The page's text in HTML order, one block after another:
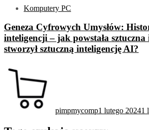
Komputery PC
Geneza Cyfrowych Umysłów:
inteligencji – jak powstała
stworzył sztuczną inteligencję AI?
pimpmycomp1 lutego 20241